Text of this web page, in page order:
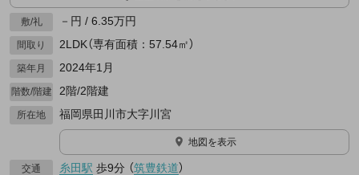
敷/礼 －円 / 6.35万円
間取り 2LDK（専有面積：57.54㎡）
築年月 2024年1月
階数/階建 2階/2階建
所在地 福岡県田川市大字川宮
地図を表示
交通 糸田駅 歩9分 （筑豊鉄道）